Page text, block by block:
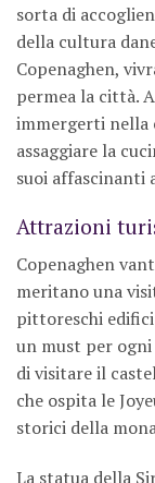
sorta di
della cultura
Copenaghen,
permea la città.
immergerti nella
assaggiare la
suoi affascinanti
Attrazioni
Copenaghen
meritano una
pittoreschi
un must per
di visitare il
che ospita le
storici della
La statua della